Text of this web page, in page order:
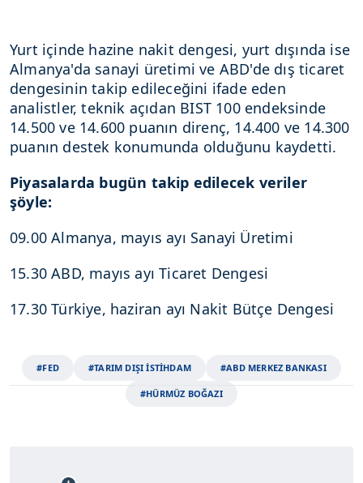
Yurt içinde hazine nakit dengesi, yurt dışında ise
Almanya'da sanayi üretimi ve ABD'de dış ticaret
dengesinin takip edileceğini ifade eden
analistler, teknik açıdan BIST 100 endeksinde
14.500 ve 14.600 puanın direnç, 14.400 ve 14.300
puanın destek konumunda olduğunu kaydetti.
Piyasalarda bugün takip edilecek veriler
şöyle:
09.00 Almanya, mayıs ayı Sanayi Üretimi
15.30 ABD, mayıs ayı Ticaret Dengesi
17.30 Türkiye, haziran ayı Nakit Bütçe Dengesi
#FED #TARIM DIŞI İSTİHDAM #ABD MERKEZ BANKASI
#HÜRMÜZ BOĞAZI